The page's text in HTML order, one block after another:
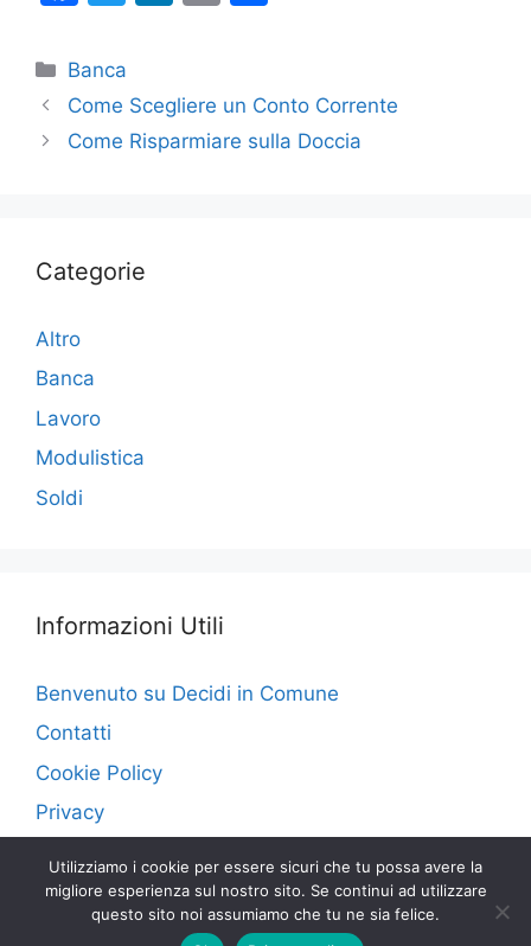
c
e
b
er e
dI
l
di
vi
Categorie
Banca
Come Scegliere un Conto Corrente
Come Risparmiare sulla Doccia
Categorie
Altro
Banca
Lavoro
Modulistica
Soldi
Informazioni Utili
Benvenuto su Decidi in Comune
Contatti
Cookie Policy
Privacy
© 2026 Decidi in Comune• Creato con
Utilizziamo i cookie per essere sicuri che tu possa avere la
migliore esperienza sul nostro sito. Se continui ad utilizzare
questo sito noi assumiamo che tu ne sia felice.